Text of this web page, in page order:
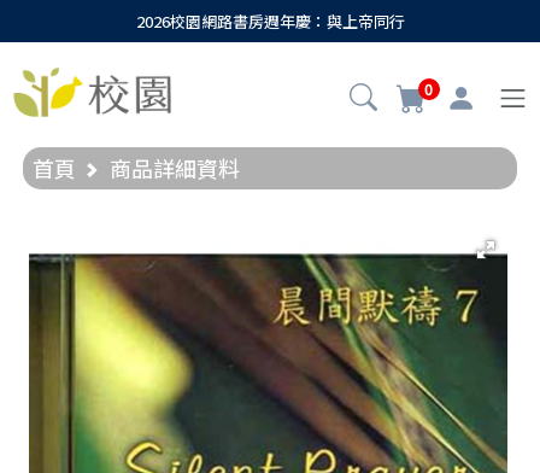
2026校園網路書房週年慶：與上帝同行
0
首頁 商品詳細資料